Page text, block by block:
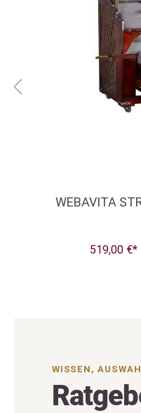
WEBAVITA
519,00 €*
WISSEN,